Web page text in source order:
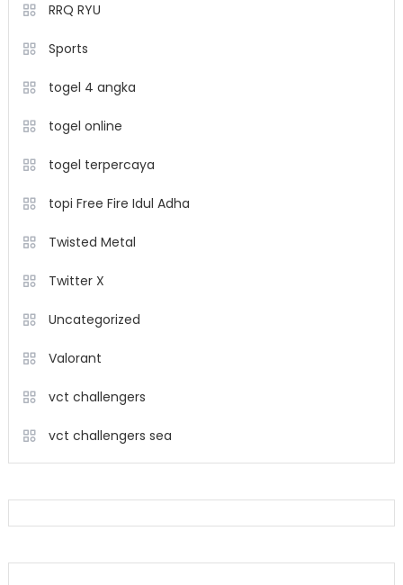
RRQ RYU
Sports
togel 4 angka
togel online
togel terpercaya
topi Free Fire Idul Adha
Twisted Metal
Twitter X
Uncategorized
Valorant
vct challengers
vct challengers sea